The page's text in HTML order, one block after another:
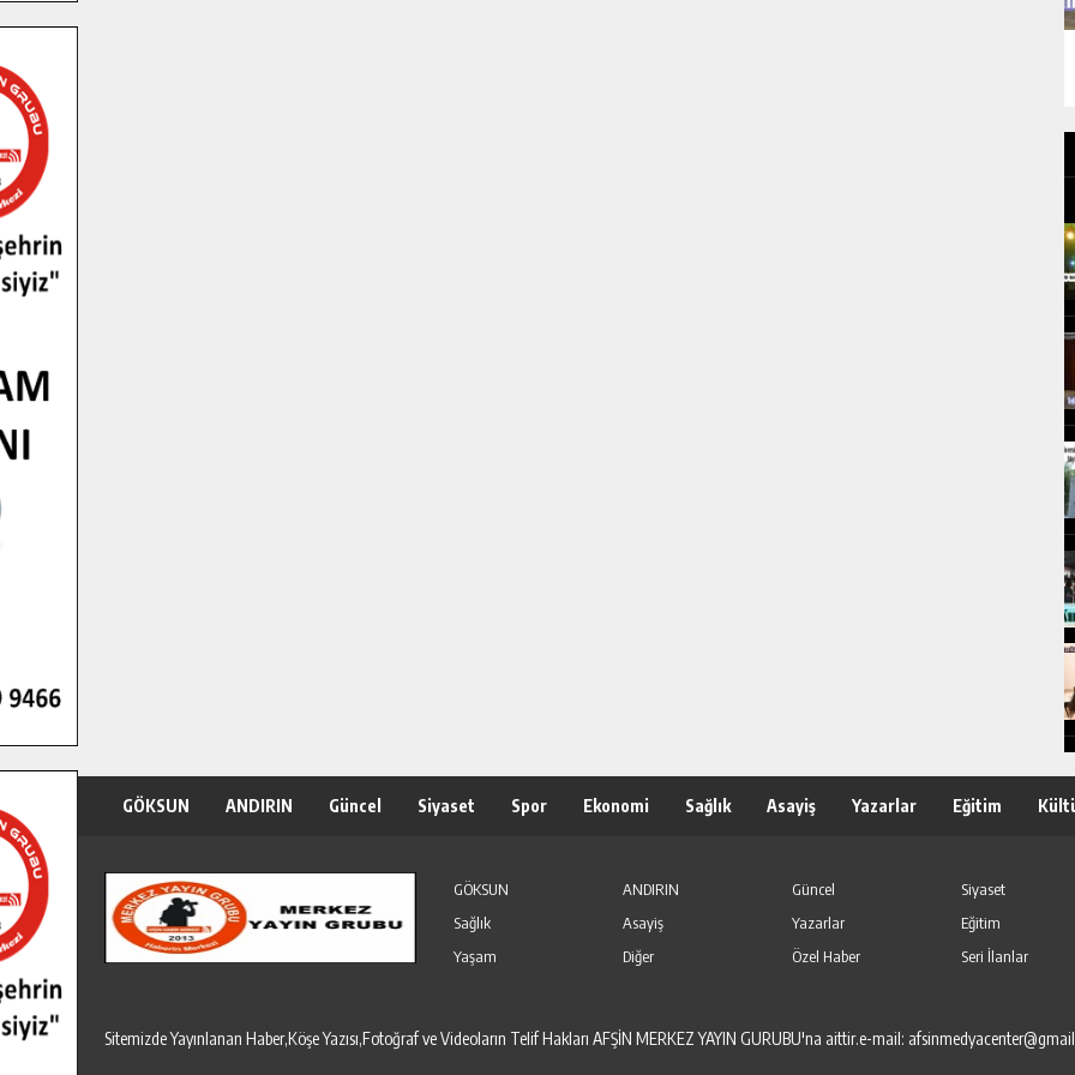
GÖKSUN ANDIRIN Güncel Siyaset Spor Ekonomi Sağlık Asayiş Yazarlar Eğitim
GÖKSUN ANDIRIN Güncel Siyaset
Sağlık
Asayiş Yazarlar Eğitim
Yaşam
Diğer Özel Haber Seri İlanlar
Sitemizde Yayınlanan Haber,Köşe Yazısı,Fotoğraf ve Videoların Telif Hakları AFŞİN MERKEZ YAYIN GURUBU'na aittir.e-mail: